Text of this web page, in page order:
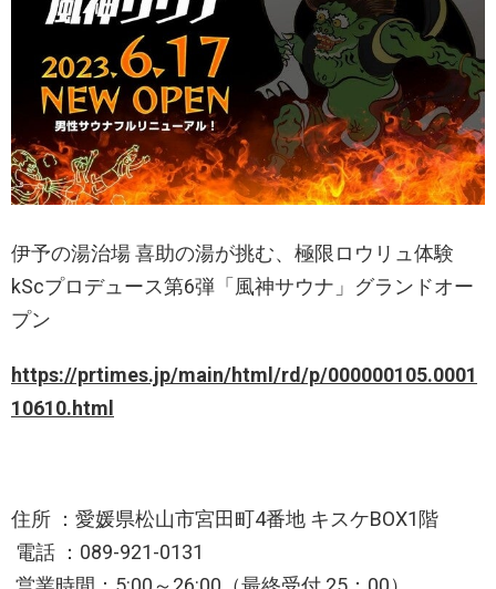
伊予の湯治場 喜助の湯が挑む、極限ロウリュ体験
kScプロデュース第6弾「風神サウナ」グランドオー
プン
https://prtimes.jp/main/html/rd/p/000000105.0001
10610.html
住所 ：愛媛県松山市宮田町4番地 キスケBOX1階
電話 ：089-921-0131